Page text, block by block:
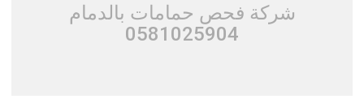
شركة فحص حمامات بالدمام
0581025904